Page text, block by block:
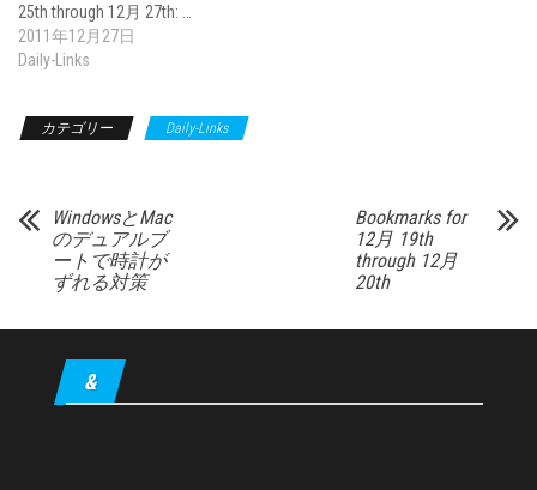
25th through 12月 27th: …
2011年12月27日
Daily-Links
カテゴリー Daily-Links
WindowsとMac
のデュアルブ
ートで時計が
ずれる対策
Bookmarks for
12月 19th
through 12月
20th
&